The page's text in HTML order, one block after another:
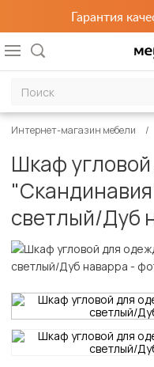
Гарантия
Интернет-магазин мебели
Шкаф
светлый/Дуб